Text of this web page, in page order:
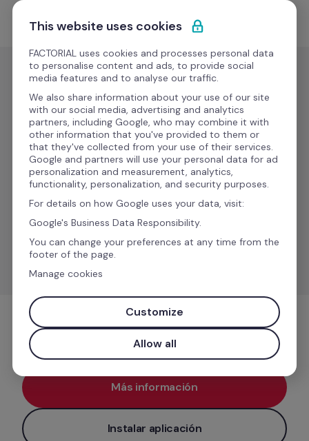
Ir al contenido
Solicitar demo
Nuevo
Gestión de nóminas
DATEV
Lohn und
Gehalt -
Payroll
connector
Sincroniza los datos de Factorial con DATEV Lohn und
Gehalt.
Gestión de nóminas
Más información
Instalar aplicación
This website uses cookies
FACTORIAL uses cookies and processes personal data
to personalise content and ads, to provide social
media features and to analyse our traffic.
We also share information about your use of our site
with our social media, advertising and analytics
partners, including Google, who may combine it with
other information that you've provided to them or
that they've collected from your use of their services.
Google and partners will use your personal data for ad
personalization and measurement, analytics,
functionality, personalization, and security purposes.
For details on how Google uses your data, visit:
Google's Business Data Responsibility.
You can change your preferences at any time from the
footer of the page.
Manage cookies
Customize
Allow all